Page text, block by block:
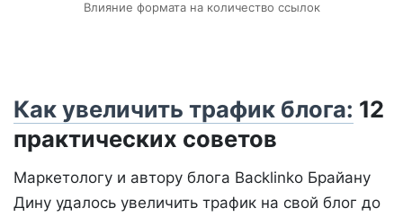
Влияние формата на количество ссылок
Как увеличить трафик блога: 12
практических советов
Маркетологу и автору блога Backlinko Брайану
Дину удалось увеличить трафик на свой блог до